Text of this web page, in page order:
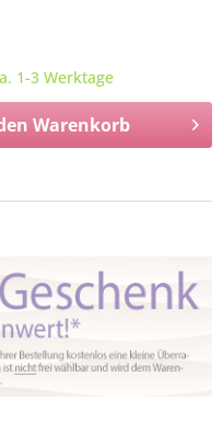
1-3 Werktage
Warenkorb